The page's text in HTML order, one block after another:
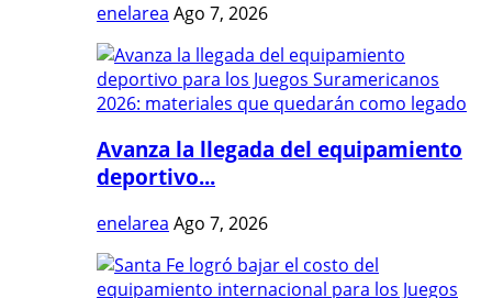
enelarea Ago 7, 2026
Avanza la llegada del equipamiento
deportivo...
enelarea Ago 7, 2026